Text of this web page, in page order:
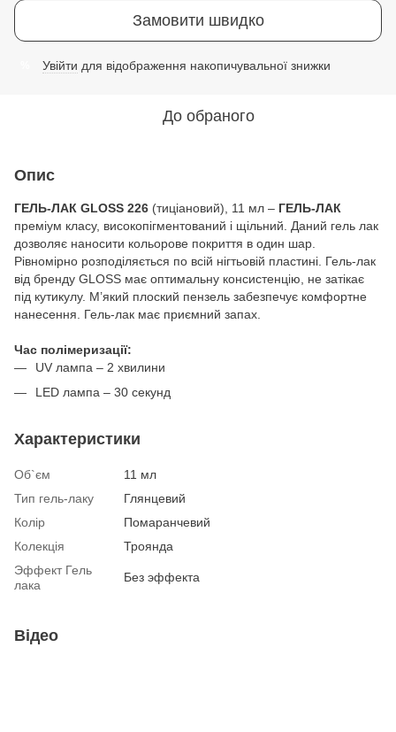
Замовити швидко
Увійти для відображення накопичувальної знижки
До обраного
Опис
ГЕЛЬ-ЛАК GLOSS 226 (тиціановий), 11 мл – ГЕЛЬ-ЛАК
преміум класу, високопігментований і щільний. Даний гель лак
дозволяє наносити кольорове покриття в один шар.
Рівномірно розподіляється по всій нігтьовій пластині. Гель-лак
від бренду GLOSS має оптимальну консистенцію, не затікає
під кутикулу. М’який плоский пензель забезпечує комфортне
нанесення. Гель-лак має приємний запах.
Час полімеризації:
UV лампа – 2 хвилини
LED лампа – 30 секунд
Характеристики
Об`єм
11 мл
Тип гель-лаку
Глянцевий
Колір
Помаранчевий
Колекція
Троянда
Эффект Гель
лака
Без эффекта
Відео